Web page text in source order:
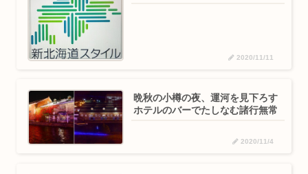
2020/11/11
晩秋の小樽の夜、運河を見下ろす
ホテルのバーでたしなむ諸行無常
2020/11/4